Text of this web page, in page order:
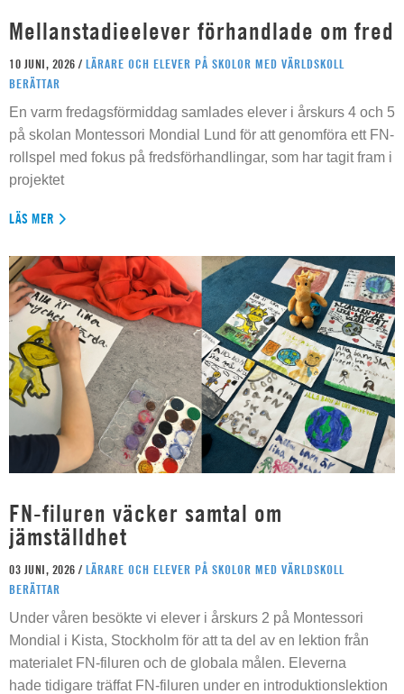
Mellanstadieelever förhandlade om fred
10 JUNI, 2026 / LÄRARE OCH ELEVER PÅ SKOLOR MED VÄRLDSKOLL
BERÄTTAR
En varm fredagsförmiddag samlades elever i årskurs 4 och 5
på skolan Montessori Mondial Lund för att genomföra ett FN-
rollspel med fokus på fredsförhandlingar, som har tagit fram i
projektet
LÄS MER
FN-filuren väcker samtal om
jämställdhet
03 JUNI, 2026 / LÄRARE OCH ELEVER PÅ SKOLOR MED VÄRLDSKOLL
BERÄTTAR
Under våren besökte vi elever i årskurs 2 på Montessori
Mondial i Kista, Stockholm för att ta del av en lektion från
materialet FN-filuren och de globala målen. Eleverna
hade tidigare träffat FN-filuren under en introduktionslektion